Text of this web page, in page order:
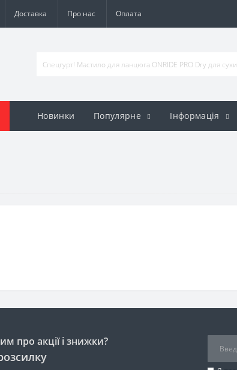
Доставка Про нас Оплата
Новинки Популярне Iнформація
про акції і знижки?